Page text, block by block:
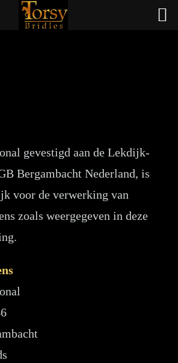
gevestigd aan de Lekdijk-
Bergambacht Nederland, is
voor de verwerking van
zoals weergegeven in deze